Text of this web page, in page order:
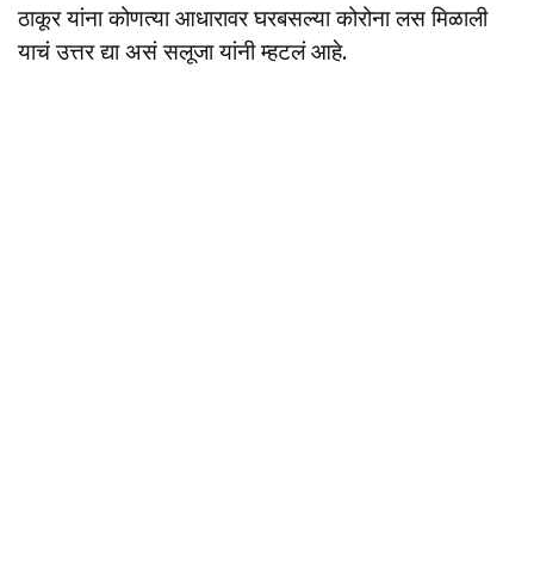
ठाकूर यांना कोणत्या आधारावर घरबसल्या कोरोना लस मिळाली
याचं उत्तर द्या असं सलूजा यांनी म्हटलं आहे.